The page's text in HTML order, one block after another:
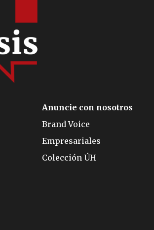
Anuncie con nosotros
Brand Voice
Empresariales
Colección ÚH